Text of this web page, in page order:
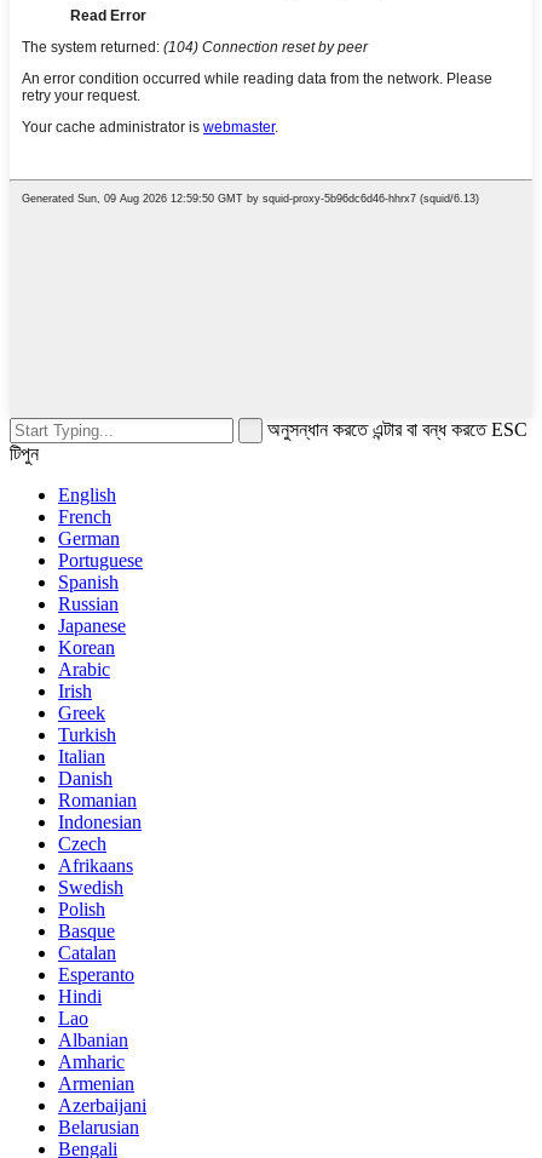
অনুসন্ধান করতে এন্টার বা বন্ধ করতে ESC
টিপুন
English
French
German
Portuguese
Spanish
Russian
Japanese
Korean
Arabic
Irish
Greek
Turkish
Italian
Danish
Romanian
Indonesian
Czech
Afrikaans
Swedish
Polish
Basque
Catalan
Esperanto
Hindi
Lao
Albanian
Amharic
Armenian
Azerbaijani
Belarusian
Bengali